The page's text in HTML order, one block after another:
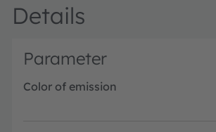
Details
Parameter
Color of emission